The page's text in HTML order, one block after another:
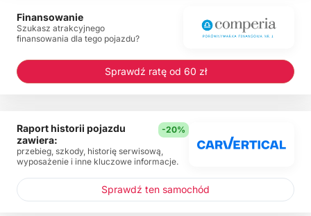
Finansowanie
Szukasz atrakcyjnego
finansowania dla tego pojazdu?
Sprawdź ratę od 60 zł
Raport historii pojazdu
zawiera:
-20%
przebieg, szkody, historię serwisową,
wyposażenie i inne kluczowe informacje.
Sprawdź ten samochód